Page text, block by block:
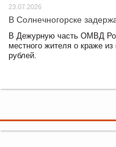
23.07.2026
В Солнечногорске
В Дежурную часть ОМВД
местного жителя о краже
рублей.